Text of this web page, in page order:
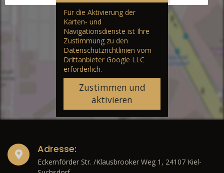
Für die Aktivierung der
Karten- und
Navigationsdienste ist Ihre
Zustimmung zu den
Datenschutzrichtlinien vom
Drittanbieter Google LLC
erforderlich.
Zustimmen und
aktivieren
Adresse:
Eckernförder Str. /Klausbrooker Weg 1, 24107 Kiel-